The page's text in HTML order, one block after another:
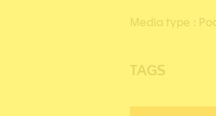
Media type :
TAGS